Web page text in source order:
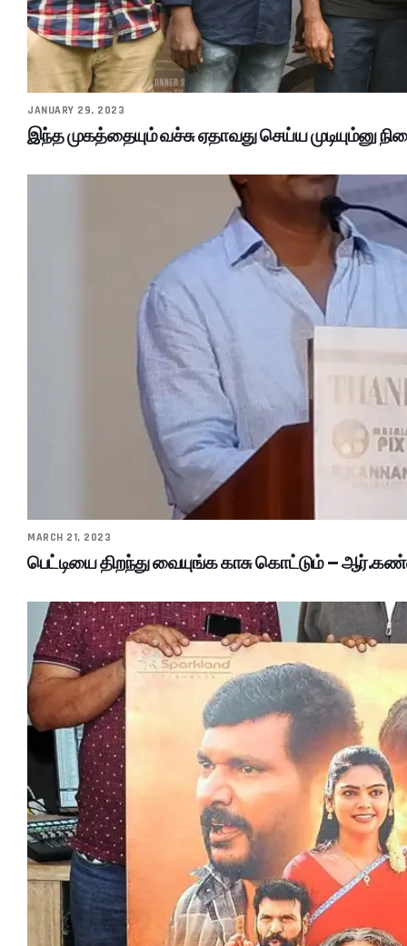
JANUARY 29, 2023
இந்த முகத்தையும் வச்சு ஏதாவது செய்ய முடியும்னு
MARCH 21, 2023
பெட்டியை திறந்து வையுங்க காசு கொட்டும் –